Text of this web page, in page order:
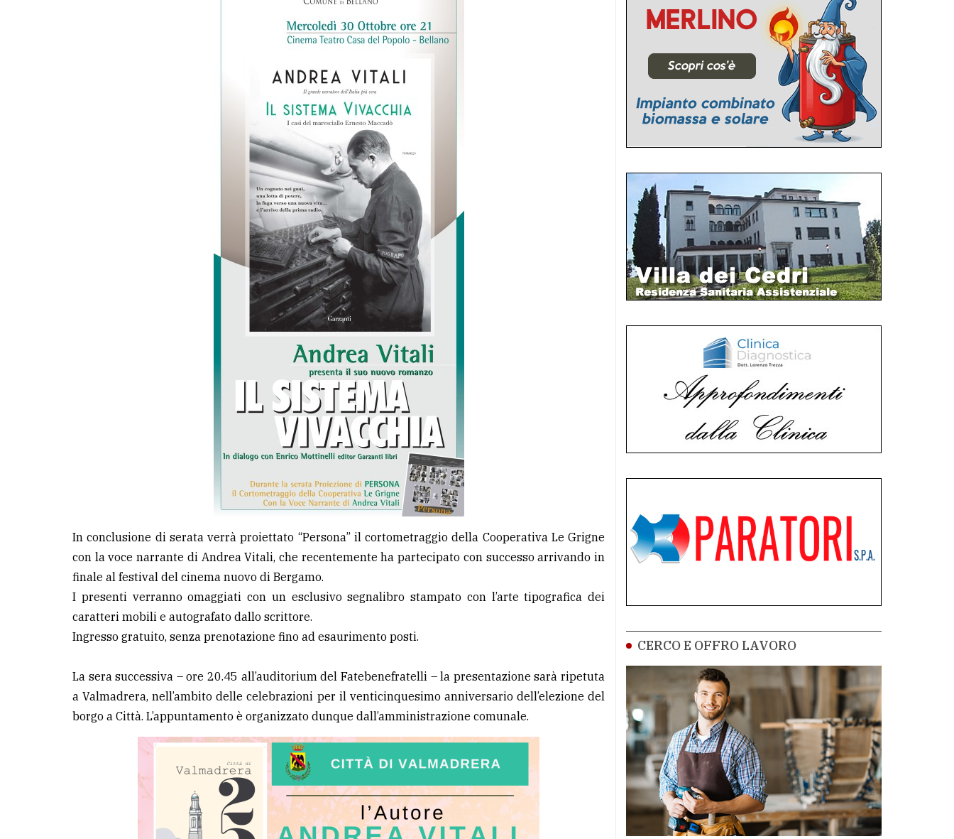
In conclusione di serata verrà proiettato “Persona” il cortometraggio della Cooperativa Le Grigne
con la voce narrante di Andrea Vitali, che recentemente ha partecipato con successo arrivando in
finale al festival del cinema nuovo di Bergamo.
I presenti verranno omaggiati con un esclusivo segnalibro stampato con l’arte tipografica dei
caratteri mobili e autografato dallo scrittore.
Ingresso gratuito, senza prenotazione fino ad esaurimento posti.
La sera successiva – ore 20.45 all’auditorium del Fatebenefratelli – la presentazione sarà ripetuta
a Valmadrera, nell’ambito delle celebrazioni per il venticinquesimo anniversario dell’elezione del
borgo a Città. L’appuntamento è organizzato dunque dall’amministrazione comunale.
CERCO E OFFRO LAVORO